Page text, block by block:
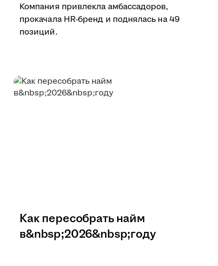
Компания привлекла амбассадоров,
прокачала HR-бренд и поднялась на 49
позиций.
Как пересобрать найм
в&nbsp;2026&nbsp;году